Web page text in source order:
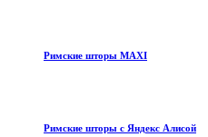
Римские шторы MAXI
Римские шторы с Яндекс Алисой